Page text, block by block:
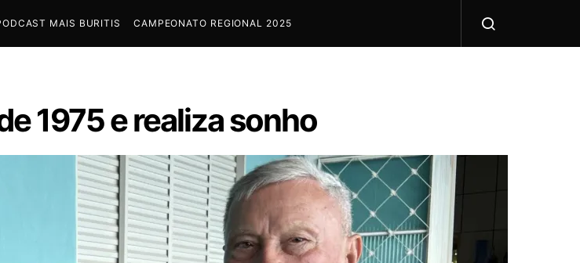
MAIS BURITIS CAMPEONATO REGIONAL 2025
1975 e realiza sonho